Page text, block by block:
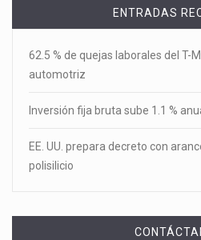
ENTRADAS
62.5 % de quejas laborales del T-
automotriz
Inversión fija bruta sube 1.1 %
EE. UU. prepara decreto con
polisilicio